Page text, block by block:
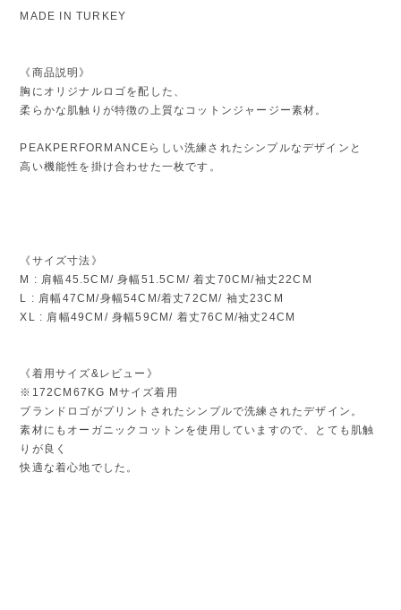
MADE IN TURKEY
《商品説明》
胸にオリジナルロゴを配した、
柔らかな肌触りが特徴の上質なコットンジャージー素材。
PEAKPERFORMANCEらしい洗練されたシンプルなデザインと
高い機能性を掛け合わせた一枚です。
《サイズ寸法》
M : 肩幅45.5CM/ 身幅51.5CM/ 着丈70CM/袖丈22CM
L : 肩幅47CM/身幅54CM/着丈72CM/ 袖丈23CM
XL : 肩幅49CM/ 身幅59CM/ 着丈76CM/袖丈24CM
《着用サイズ&レビュー》
※172CM67KG Mサイズ着用
ブランドロゴがプリントされたシンプルで洗練されたデザイン。
素材にもオーガニックコットンを使用していますので、とても肌触
りが良く
快適な着心地でした。